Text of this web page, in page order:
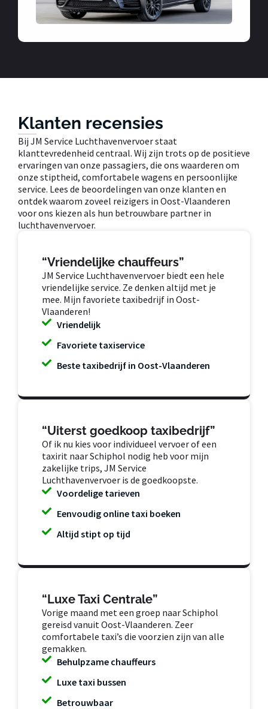
Klanten recensies
Bij JM Service Luchthavenvervoer staat
klanttevredenheid centraal. Wij zijn trots op de positieve
ervaringen van onze passagiers, die ons waarderen om
onze stiptheid, comfortabele wagens en persoonlijke
service. Lees de beoordelingen van onze klanten en
ontdek waarom zoveel reizigers in Oost-Vlaanderen
voor ons kiezen als hun betrouwbare partner in
luchthavenvervoer.
“Vriendelijke chauffeurs”
JM Service Luchthavenvervoer biedt een hele
vriendelijke service. Ze denken altijd met je
mee. Mijn favoriete taxibedrijf in Oost-
Vlaanderen!
Vriendelijk
Favoriete taxiservice
Beste taxibedrijf in Oost-Vlaanderen
“Uiterst goedkoop taxibedrijf”
Of ik nu kies voor individueel vervoer of een
taxirit naar Schiphol nodig heb voor mijn
zakelijke trips, JM Service
Luchthavenvervoer is de goedkoopste.
Voordelige tarieven
Eenvoudig online taxi boeken
Altijd stipt op tijd
“Luxe Taxi Centrale”
Vorige maand met een groep naar Schiphol
gereisd vanuit Oost-Vlaanderen. Zeer
comfortabele taxi’s die voorzien zijn van alle
gemakken.
Behulpzame chauffeurs
Luxe taxi bussen
Betrouwbaar